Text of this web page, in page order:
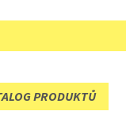
PRODUKTŮ